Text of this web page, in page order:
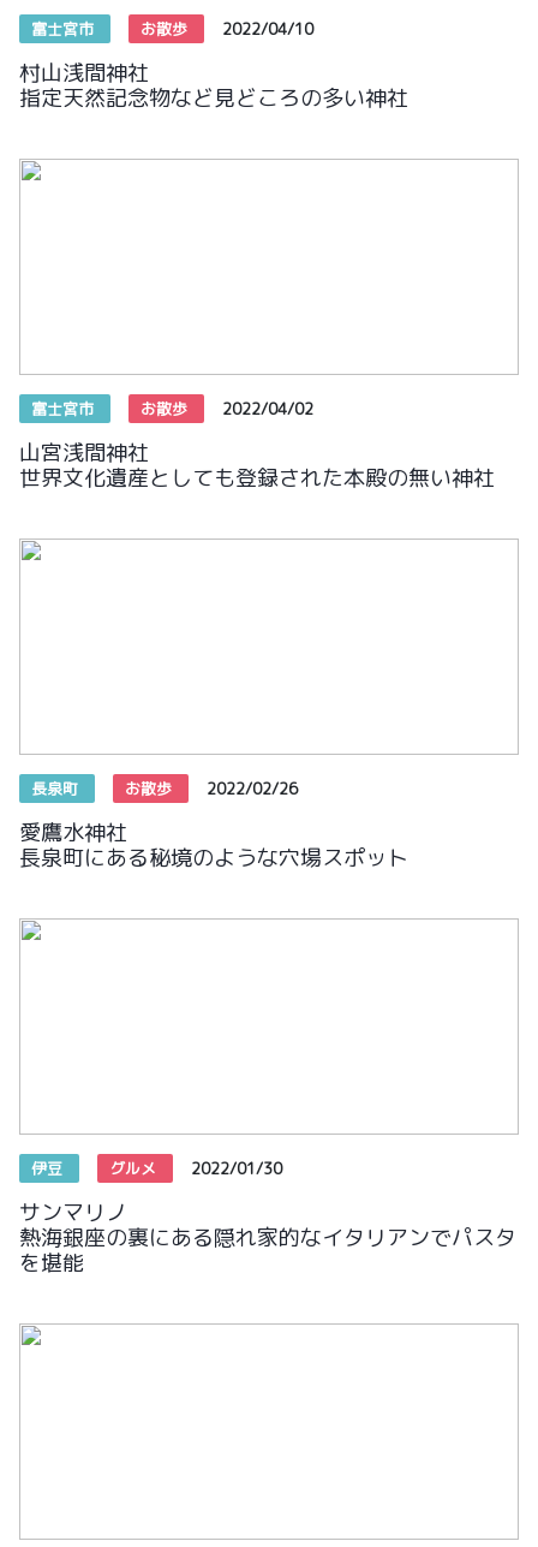
富士宮市 お散歩 2022/04/10
村山浅間神社
指定天然記念物など見どころの多い神社
富士宮市 お散歩 2022/04/02
山宮浅間神社
世界文化遺産としても登録された本殿の無い神社
長泉町 お散歩 2022/02/26
愛鷹水神社
長泉町にある秘境のような穴場スポット
伊豆 グルメ 2022/01/30
サンマリノ
熱海銀座の裏にある隠れ家的なイタリアンでパスタ
を堪能